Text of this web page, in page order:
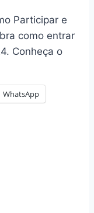
Participar e
como entrar
Conheça o
WhatsApp